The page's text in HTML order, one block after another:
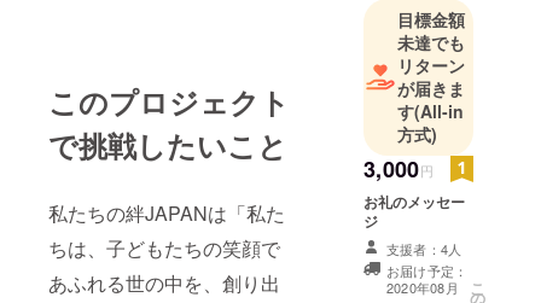
このプロジェクト
で挑戦したいこと
私たちの絆JAPANは「私た
ちは、子どもたちの笑顔で
あふれる世の中を、創り出
日に「光り
輝く島・希
望の家プロ
ジェクト」
として発足
しました。
2005年8月に
スリランカ
の紅茶畑の
中に、児童
養護施設
目標金額
未達でも
リターン
が届きま
す(All-in
方式)
3,000円
お礼のメッセー
ジ
支援者：4人
お届け予定：
2020年08月
こ
の